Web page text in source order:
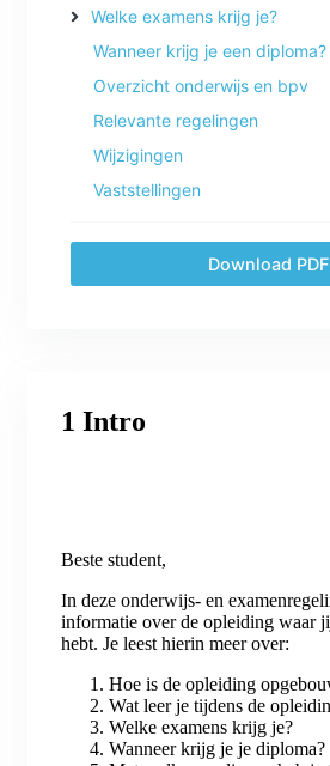
Welke examens krijg je?
Wanneer krijg je een diploma?
Overzicht onderwijs en bpv
Relevante regelingen
Wijzigingen
Vaststellingen
Download PDF